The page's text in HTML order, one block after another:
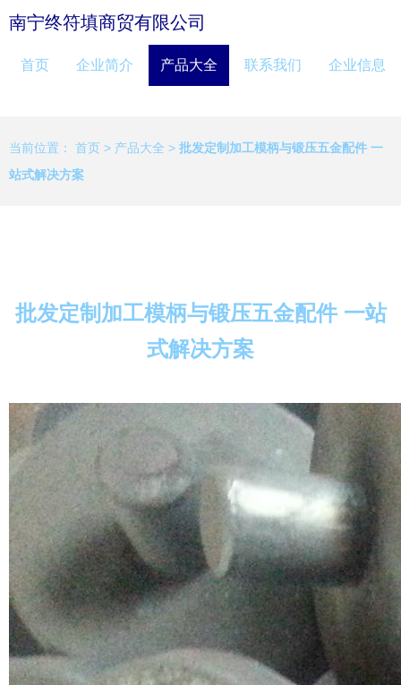
南宁终符填商贸有限公司
首页 企业简介 产品大全 联系我们 企业信息
当前位置： 首页 > 产品大全 > 批发定制加工模柄与锻压五金配件 一
站式解决方案
批发定制加工模柄与锻压五金配件 一站
式解决方案